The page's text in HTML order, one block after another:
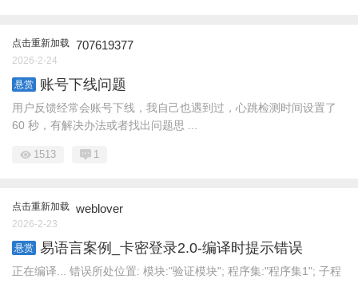
点击重新加载 707619377
2026-2-24
悬赏 账号下线问题
用户反馈经常会账号下线，我自己也遇到过，心跳检测时间设置了
60 秒，有解决办法或者找出问题思 ...
1513 1
点击重新加载 weblover
2026-2-23
悬赏 易语言案例_卡密登录2.0-编译时提示错误
正在编译... 错误所处位置: 模块:"验证模块"; 程序集:"程序集1"; 子程